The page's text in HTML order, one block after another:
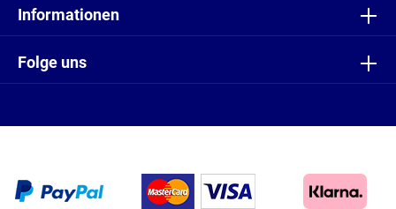
Folge uns
Informationen